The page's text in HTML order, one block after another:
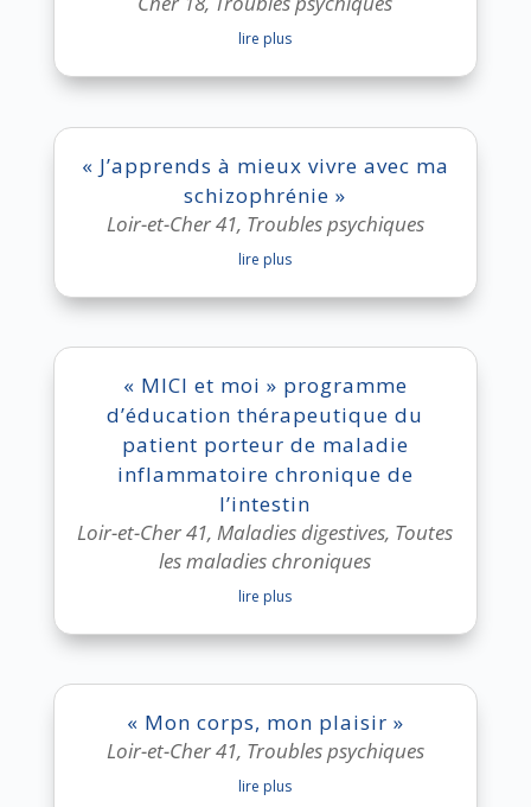
lire plus
« J’apprends à mieux vivre avec ma
schizophrénie »
Loir-et-Cher 41, Troubles psychiques
lire plus
« MICI et moi » programme
d’éducation thérapeutique du
patient porteur de maladie
inflammatoire chronique de
l’intestin
Loir-et-Cher 41,Maladies digestives, Toutes
les maladies chroniques
lire plus
« Mon corps, mon plaisir »
Loir-et-Cher 41, Troubles psychiques
lire plus